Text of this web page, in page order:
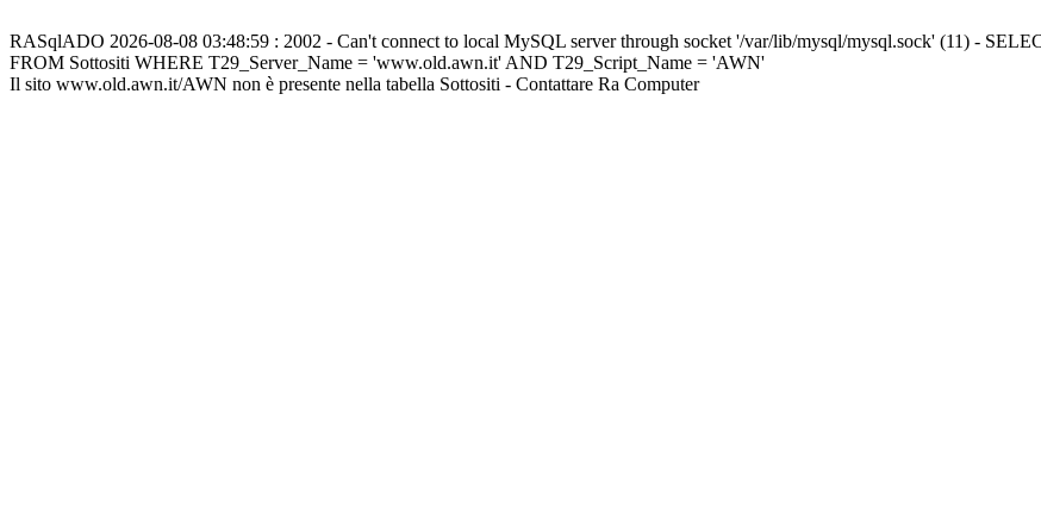
RASqlADO 2026-08-08 03:48:59 : 2002 - Can't connect to local MySQL server through socket '/var/lib/mysql/mysql.sock' (11) -
FROM Sottositi WHERE T29_Server_Name = 'www.old.awn.it' AND T29_Script_Name = 'AWN'
Il sito www.old.awn.it/AWN non è presente nella tabella Sottositi - Contattare Ra Computer